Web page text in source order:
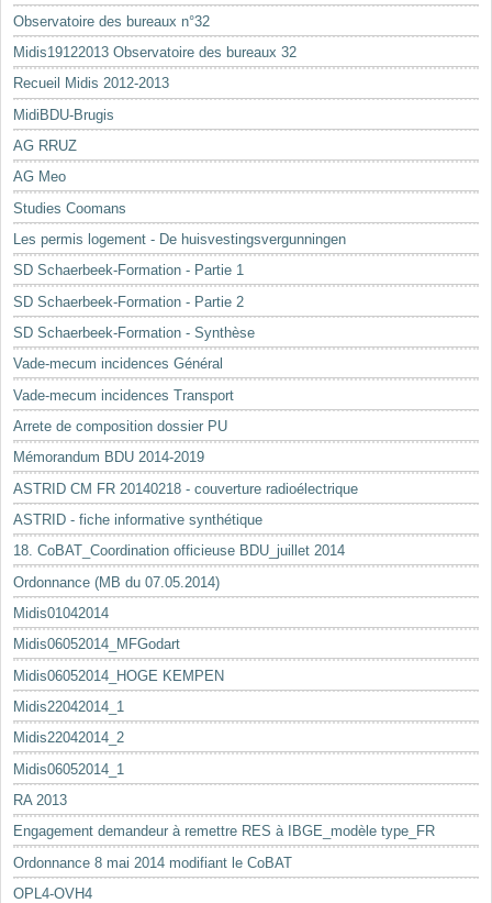
Observatoire des bureaux n°32
Midis19122013 Observatoire des bureaux 32
Recueil Midis 2012-2013
MidiBDU-Brugis
AG RRUZ
AG Meo
Studies Coomans
Les permis logement - De huisvestingsvergunningen
SD Schaerbeek-Formation - Partie 1
SD Schaerbeek-Formation - Partie 2
SD Schaerbeek-Formation - Synthèse
Vade-mecum incidences Général
Vade-mecum incidences Transport
Arrete de composition dossier PU
Mémorandum BDU 2014-2019
ASTRID CM FR 20140218 - couverture radioélectrique
ASTRID - fiche informative synthétique
18. CoBAT_Coordination officieuse BDU_juillet 2014
Ordonnance (MB du 07.05.2014)
Midis01042014
Midis06052014_MFGodart
Midis06052014_HOGE KEMPEN
Midis22042014_1
Midis22042014_2
Midis06052014_1
RA 2013
Engagement demandeur à remettre RES à IBGE_modèle type_FR
Ordonnance 8 mai 2014 modifiant le CoBAT
OPL4-OVH4